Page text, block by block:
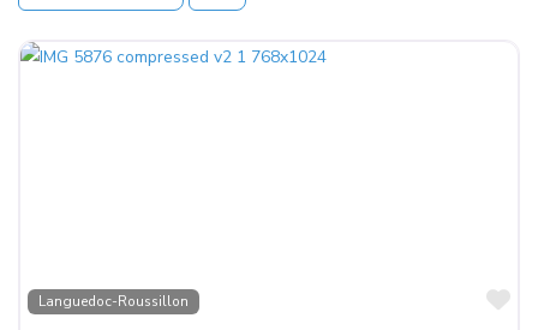
Languedoc-Roussillon